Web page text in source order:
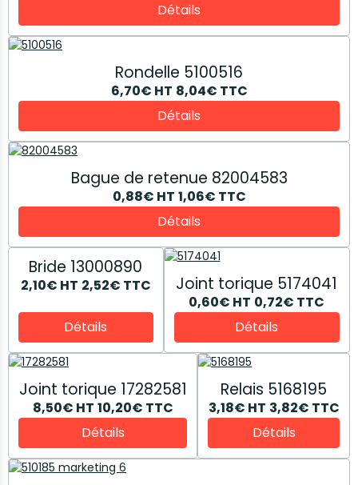
Détails
Rondelle 5100516
6,70€ HT 8,04€ TTC
Détails
Bague de retenue 82004583
0,88€ HT 1,06€ TTC
Détails
Bride 13000890
2,10€ HT 2,52€ TTC
Détails
Joint torique 5174041
0,60€ HT 0,72€ TTC
Détails
Joint torique 17282581
8,50€ HT 10,20€ TTC
Détails
Relais 5168195
3,18€ HT 3,82€ TTC
Détails